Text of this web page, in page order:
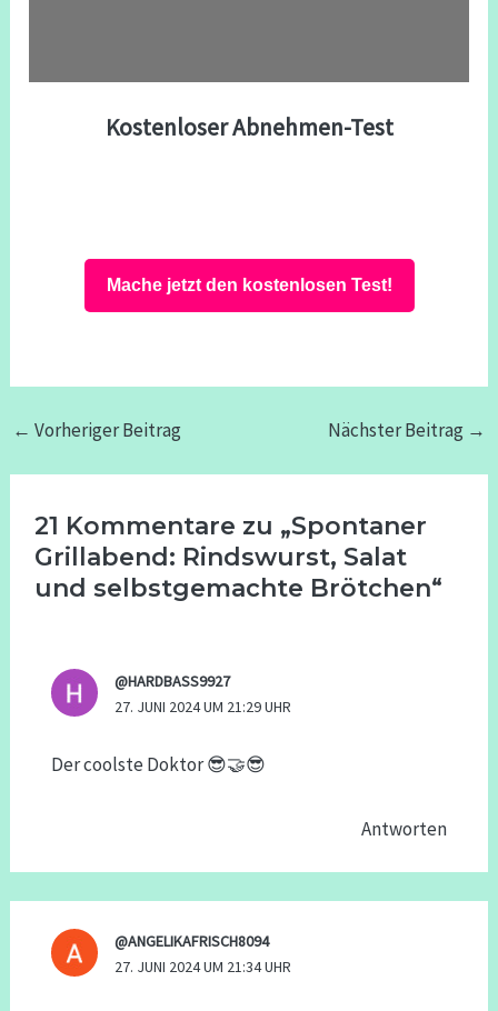
Kostenloser Abnehmen-Test
Mache jetzt den kostenlosen Test!
← Vorheriger Beitrag Nächster Beitrag →
21 Kommentare zu „Spontaner
Grillabend: Rindswurst, Salat
und selbstgemachte Brötchen“
@HARDBASS9927
27. JUNI 2024 UM 21:29 UHR
Der coolste Doktor 😎🤝😎
Antworten
@ANGELIKAFRISCH8094
27. JUNI 2024 UM 21:34 UHR